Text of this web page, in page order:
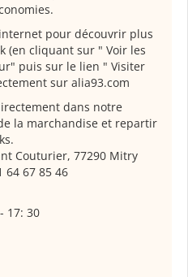
pour découvrir plus
(en cliquant sur " Voir les
puis sur le lien " Visiter
sur alia93.com
dans notre
la marchandise et repartir
Couturier, 77290 Mitry
64 67 85 46
17: 30